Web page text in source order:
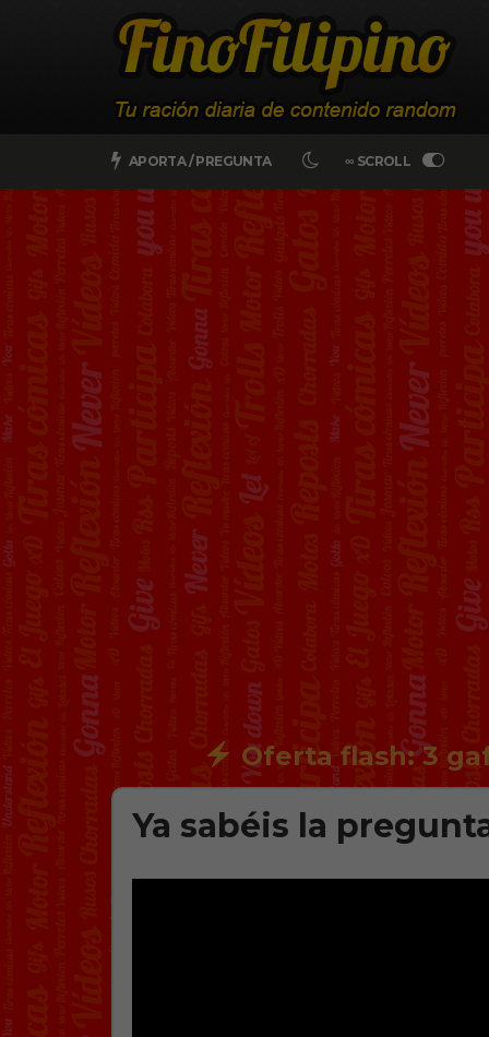
APORTA / PREGUNTA ∞ SCROLL
Oferta flash: 3
Ya sabéis la